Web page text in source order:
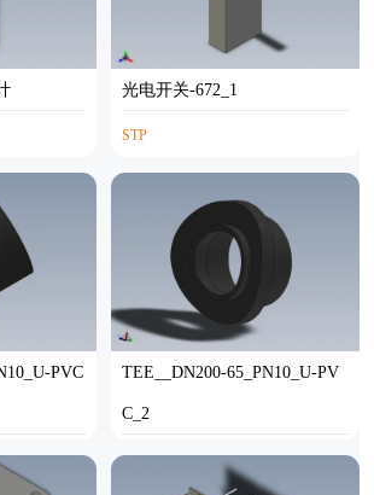
光电开关-672_1
STP
PVC TEE__DN200-65_PN10_U-PV
C_2
SOLIDWORKS